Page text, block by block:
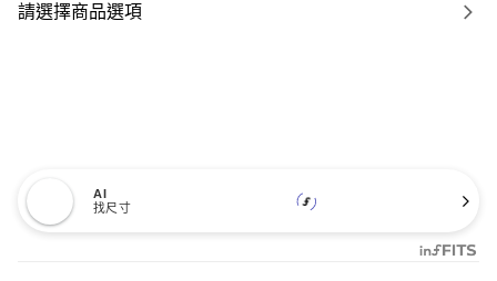
請選擇商品選項
AI
找尺寸